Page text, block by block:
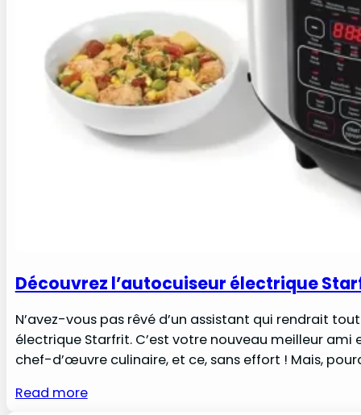
Découvrez l’autocuiseur électrique
N’avez-vous pas rêvé d’un assistant qui rendrait
électrique Starfrit. C’est votre nouveau meilleur
chef-d’œuvre culinaire, et ce, sans effort ! Mais,
Read more